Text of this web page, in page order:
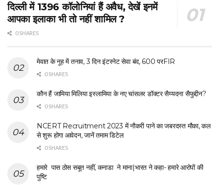
दिल्ली में 1396 कॉलोनियां हैं अवैध, देखें इनमें
आपका इलाका भी तो नहीं शामिल ?
0 SHARES
मेवात के नूह में तनाव, 3 दिन इंटरनेट सेवा बंद, 600 परFIR
0 SHARES
कौन हैं जामिया मिलिया इस्लामिया के नए चांसलर डॉक्टर सैय्यदना सैफुद्दीन?
0 SHARES
NCERT Recruitment 2023 में नौकरी पाने का जबरदस्त मौका, कल
से शुरू होगा आवेदन, जानें तमाम डिटेल
0 SHARES
हमारे पास ठोस सबूत नहीं, कनाडा ने माना|भारत ने कहा- हमारे आरोपों की
पुष्टि